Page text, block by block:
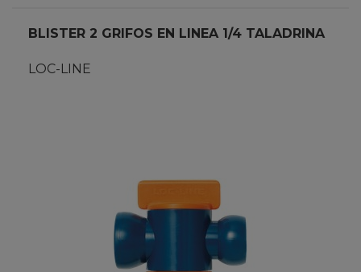
BLISTER 2 GRIFOS EN LINEA 1/4 TALADRINA
LOC-LINE